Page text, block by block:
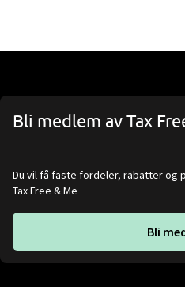
Bli medlem av Tax
Du vil få faste fordeler, rabatter og
Tax Free & Me
Bli